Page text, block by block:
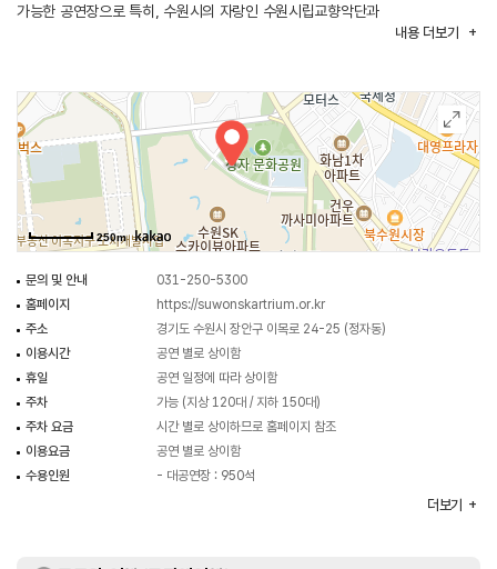
가능한 공연장으로 특히, 수원시의 자랑인 수원시립교향악단과
수원시립합창단이 상주하여 아름다운 음악을 항상 가까이에서 접할 수 있다.
내용 더보기
250m
문의 및 안내
031-250-5300
홈페이지
https://suwonskartrium.or.kr
주소
경기도 수원시 장안구 이목로 24-25 (정자동)
이용시간
공연 별로 상이함
휴일
공연 일정에 따라 상이함
주차
가능 (지상 120대 / 지하 150대)
주차 요금
시간 별로 상이하므로 홈페이지 참조
이용요금
공연 별로 상이함
수용인원
- 대공연장 : 950석
더보기